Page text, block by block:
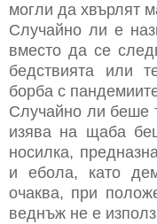
могли да хвърлят
Случайно ли е
вместо да се
бедствията или
борба с
Случайно ли беше
изява на щаба
носилка,
и ебола, като
очаква, при
веднъж не е